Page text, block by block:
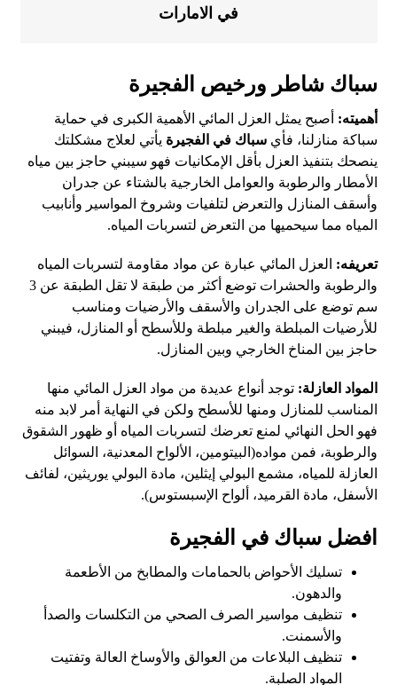
في الامارات
سباك شاطر ورخيص الفجيرة
أهميته: أصبح يمثل العزل المائي الأهمية الكبرى في حماية
سباكة منازلنا، فأيسباك في الفجيرة يأتي لعلاج مشكلتك
ينصحك بتنفيذ العزل بأقل الإمكانيات فهو سيبني حاجز بين مياه
الأمطار والرطوبة والعوامل الخارجية بالشتاء عن جدران
وأسقف المنازل والتعرض لتلفيات وشروخ المواسير وأنابيب
المياه مما سيحميها من التعرض لتسربات المياه.
تعريفه: العزل المائي عبارة عن مواد مقاومة لتسربات المياه
والرطوبة والحشرات توضع أكثر من طبقة لا تقل الطبقة عن 3
سم توضع على الجدران والأسقف والأرضيات ومناسب
للأرضيات المبلطة والغير مبلطة وللأسطح أو المنازل، فيبني
حاجز بين المناخ الخارجي وبين المنازل.
المواد العازلة: توجد أنواع عديدة من مواد العزل المائي منها
المناسب للمنازل ومنها للأسطح ولكن في النهاية أمر لابد منه
فهو الحل النهائي لمنع تعرضك لتسربات المياه أو ظهور الشقوق
والرطوبة، فمن مواده(البيتومين، الألواح المعدنية، السوائل
العازلة للمياه، مشمع البولي إيثلين، مادة البولي يوريثين، لفائف
الأسفل، مادة القرميد، ألواح الإسبستوس).
افضل سباك في الفجيرة
تسليك الأحواض بالحمامات والمطابخ من الأطعمة
والدهون.
تنظيف مواسير الصرف الصحي من التكلسات والصدأ
والأسمنت.
تنظيف البلاعات من العوالق والأوساخ العالة وتفتيت
المواد الصلبة.